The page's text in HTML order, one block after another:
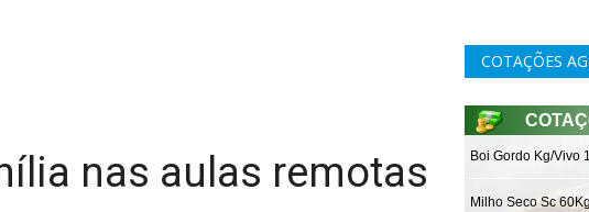
nas aulas remotas
COTAÇÕES